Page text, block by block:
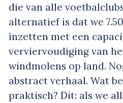
die van alle
alternatief is dat we
inzetten met een
verviervoudiging van
windmolens op land.
abstract verhaal. Wat
praktisch? Dit: als we